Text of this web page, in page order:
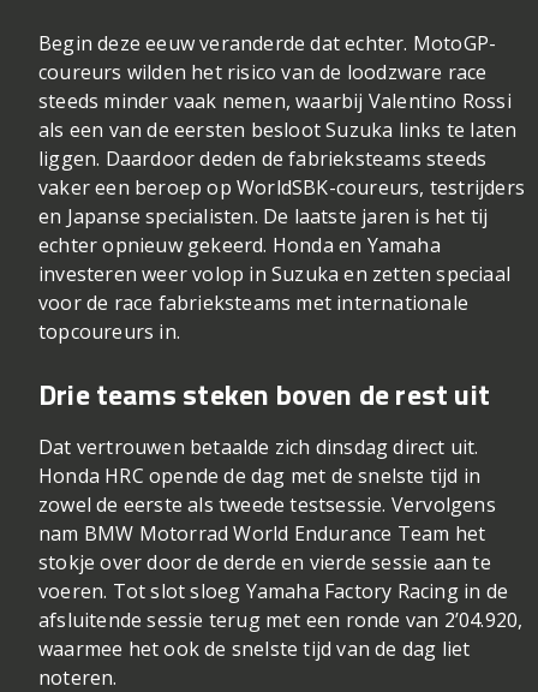
Begin deze eeuw veranderde dat echter. MotoGP-
coureurs wilden het risico van de loodzware race
steeds minder vaak nemen, waarbij Valentino Rossi
als een van de eersten besloot Suzuka links te laten
liggen. Daardoor deden de fabrieksteams steeds
vaker een beroep op WorldSBK-coureurs, testrijders
en Japanse specialisten. De laatste jaren is het tij
echter opnieuw gekeerd. Honda en Yamaha
investeren weer volop in Suzuka en zetten speciaal
voor de race fabrieksteams met internationale
topcoureurs in.
Drie teams steken boven de rest uit
Dat vertrouwen betaalde zich dinsdag direct uit.
Honda HRC opende de dag met de snelste tijd in
zowel de eerste als tweede testsessie. Vervolgens
nam BMW Motorrad World Endurance Team het
stokje over door de derde en vierde sessie aan te
voeren. Tot slot sloeg Yamaha Factory Racing in de
afsluitende sessie terug met een ronde van 2’04.920,
waarmee het ook de snelste tijd van de dag liet
noteren.